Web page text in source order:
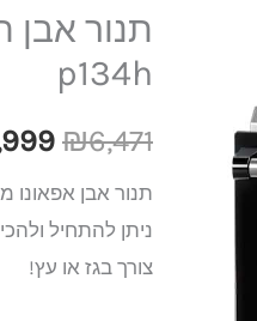
p134h
₪6,471
תנור אבן אפאונו
ניתן להתחיל
צורך בגז או עץ!
חשמלי
ביתי 509
effeuno
p134h